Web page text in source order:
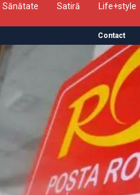
Sănătate Satiră Life+style
Contact